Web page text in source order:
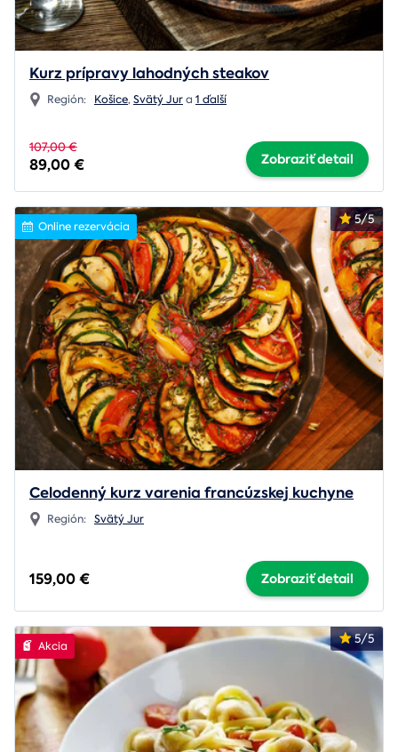
Kurz prípravy lahodných steakov
Región: Košice,Svätý Jura 1 ďalší
107,00 €
89,00 € Zobraziť detail
5/5
Online rezervácia
Celodenný kurz varenia francúzskej kuchyne
Región: Svätý Jur
159,00 € Zobraziť detail
5/5
Akcia